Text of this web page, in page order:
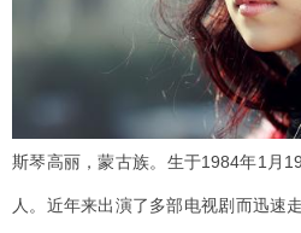
斯琴高丽，蒙古族。生于1984年1月
人。近年来出演了多部电视剧而迅速